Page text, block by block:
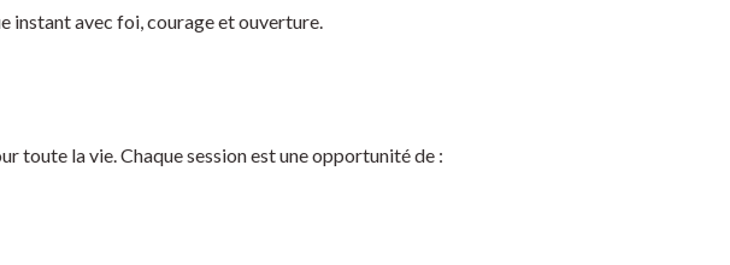
instant avec foi, courage et ouverture.
toute la vie. Chaque session est une opportunité de :